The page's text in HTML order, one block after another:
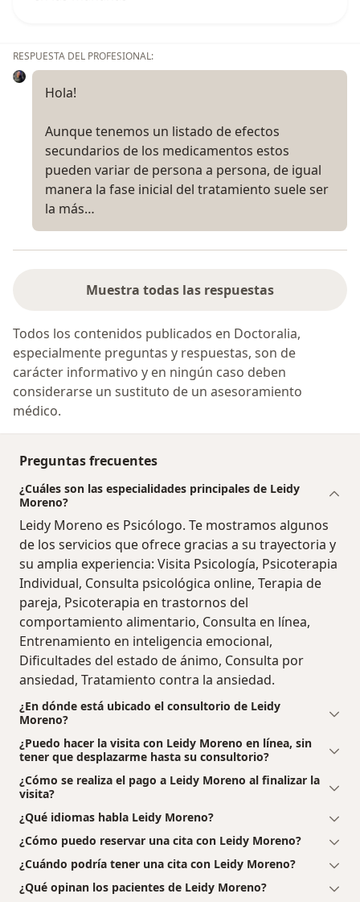
RESPUESTA DEL PROFESIONAL:
Hola!
Aunque tenemos un listado de efectos
secundarios de los medicamentos estos
pueden variar de persona a persona, de igual
manera la fase inicial del tratamiento suele ser
la más…
Muestra todas las respuestas
Todos los contenidos publicados en Doctoralia,
especialmente preguntas y respuestas, son de
carácter informativo y en ningún caso deben
considerarse un sustituto de un asesoramiento
médico.
Preguntas frecuentes
¿Cuáles son las especialidades principales de Leidy
Moreno?
Leidy Moreno es Psicólogo. Te mostramos algunos
de los servicios que ofrece gracias a su trayectoria y
su amplia experiencia: Visita Psicología, Psicoterapia
Individual, Consulta psicológica online, Terapia de
pareja, Psicoterapia en trastornos del
comportamiento alimentario, Consulta en línea,
Entrenamiento en inteligencia emocional,
Dificultades del estado de ánimo, Consulta por
ansiedad, Tratamiento contra la ansiedad.
¿En dónde está ubicado el consultorio de Leidy
Moreno?
¿Puedo hacer la visita con Leidy Moreno en línea, sin
tener que desplazarme hasta su consultorio?
¿Cómo se realiza el pago a Leidy Moreno al finalizar la
visita?
¿Qué idiomas habla Leidy Moreno?
¿Cómo puedo reservar una cita con Leidy Moreno?
¿Cuándo podría tener una cita con Leidy Moreno?
¿Qué opinan los pacientes de Leidy Moreno?